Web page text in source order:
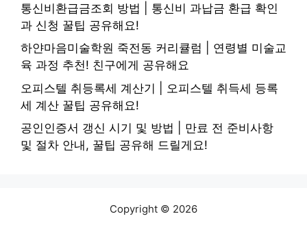
통신비환급금조회 방법 | 통신비 과납금 환급 확인
과 신청 꿀팁 공유해요!
하얀마음미술학원 죽전동 커리큘럼 | 연령별 미술교
육 과정 추천! 친구에게 공유해요
오피스텔 취등록세 계산기 | 오피스텔 취득세 등록
세 계산 꿀팁 공유해요!
공인인증서 갱신 시기 및 방법 | 만료 전 준비사항
및 절차 안내, 꿀팁 공유해 드릴게요!
Copyright © 2026